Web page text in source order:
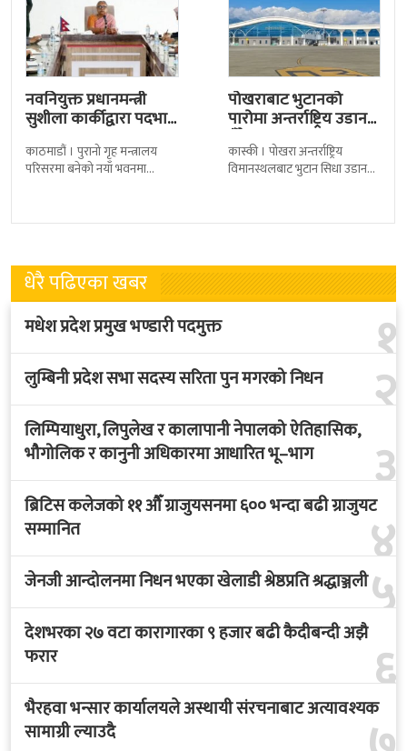
नवनियुक्त प्रधानमन्त्री
सुशीला कार्कीद्वारा पदभार
काठमाडौं । पुरानो गृह मन्त्रालय
परिसरमा बनेको नयाँ भवनमा
नवनियुक्त
पोखराबाट भुटानको
पारोमा अन्तर्राष्ट्रिय उडान
हुँदै
कास्की । पोखरा अन्तर्राष्ट्रिय
विमानस्थलबाट भुटान सिधा उडान
लागेको हो
धेरै पढिएका खबर
१
मधेश प्रदेश प्रमुख भण्डारी पदमुक्त
२
लुम्बिनी प्रदेश सभा सदस्य सरिता पुन मगरको निधन
३
लिम्पियाधुरा, लिपुलेख र कालापानी नेपालको ऐतिहासिक,
भौगोलिक र कानुनी अधिकारमा आधारित भू–भाग
४
ब्रिटिस कलेजको ११ औँ ग्राजुयसनमा ६०० भन्दा बढी ग्राजुयट
सम्मानित
५
जेनजी आन्दोलनमा निधन भएका खेलाडी श्रेष्ठप्रति श्रद्धाञ्जली
६
देशभरका २७ वटा कारागारका ९ हजार बढी कैदीबन्दी अझै
फरार
भैरहवा भन्सार कार्यालयले अस्थायी संरचनाबाट अत्यावश्यक
सामाग्री ल्याउदै